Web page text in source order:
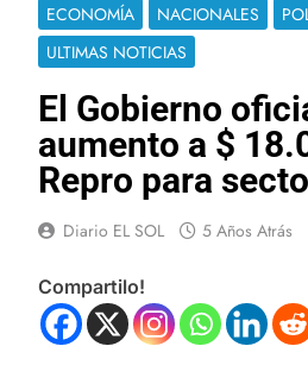
ECONOMÍA NACIONALES
ULTIMAS NOTICIAS
El Gobierno
aumento a $
Repro para
Diario EL SOL 5 Años Atrás
Compartilo!